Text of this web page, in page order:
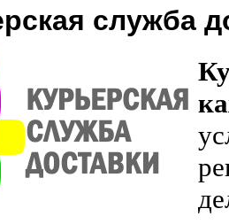
служба